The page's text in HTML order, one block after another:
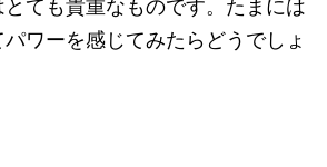
ても貴重なものです。たまには
ワーを感じてみたらどうでしょ